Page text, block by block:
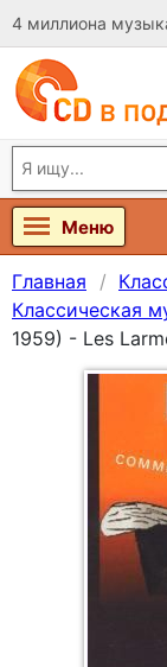
4 миллиона
Меню
Главная
Классическая
1959) - Les